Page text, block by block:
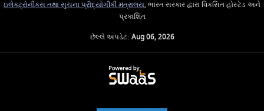
ઇલેક્ટ્રોનીક્સ તથા સુચના પ્રૌદ્યોગીકી મંત્રાલય, ભારત સરકાર દ્વારા વિકસિત હોસ્ટેડ અને
પ્રકાશિત
છેલ્લે અપડેટ: Aug 06, 2026